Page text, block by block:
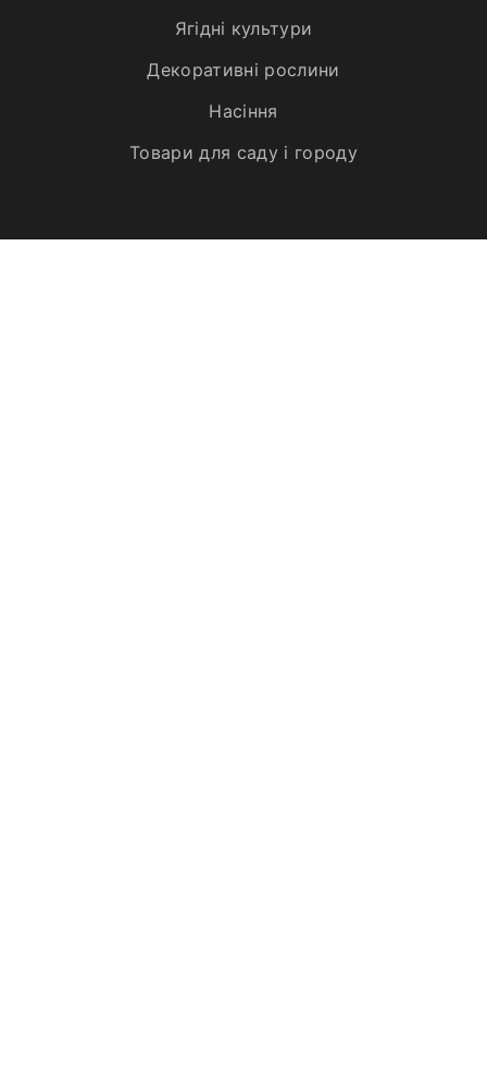
Ягідні культури
Декоративні рослини
Насіння
Товари для саду і городу